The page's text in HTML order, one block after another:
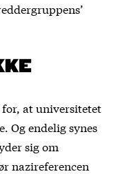
for, at universitetet
Og endelig synes
sig om
nazireferencen